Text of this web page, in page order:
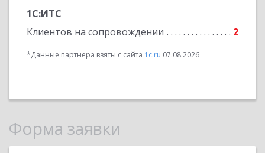
1С:ИТС
Клиентов на сопровождении
2
*Данные партнера взяты с сайта 1c.ru 07.08.2026
Форма заявки